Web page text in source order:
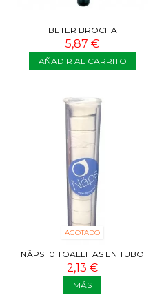
BETER BROCHA
PROFESIONAL POLVO
MINERAL
5,87 €
AÑADIR AL CARRITO
AGOTADO
NÄPS 10 TOALLITAS EN TUBO
2,13 €
MÁS